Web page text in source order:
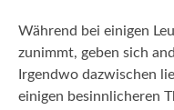
Während bei einigen
zunimmt, geben sich
Irgendwo dazwischen
einigen besinnlicheren